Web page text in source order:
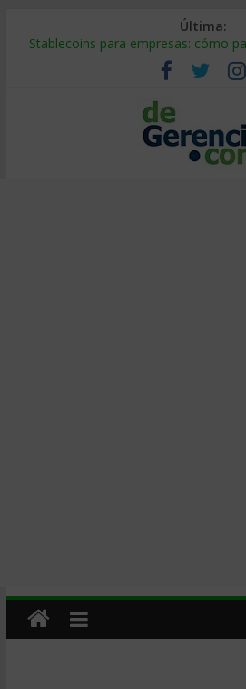
Última:
Stablecoins para empresas: cómo
Despido silencioso: qué es y por qué
IA en selección de personal: cómo
Trabajo forzoso en la cadena de
Mercado hispano de EE. UU.: cómo